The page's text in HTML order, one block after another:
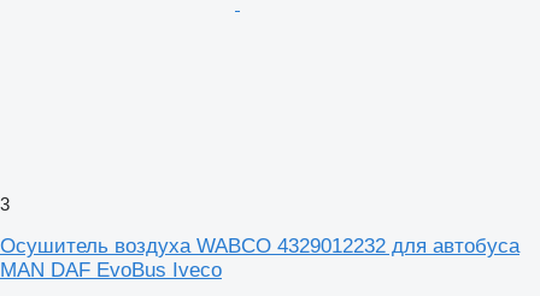
3
Осушитель воздуха WABCO 4329012232 для автобуса
MAN DAF EvoBus Iveco